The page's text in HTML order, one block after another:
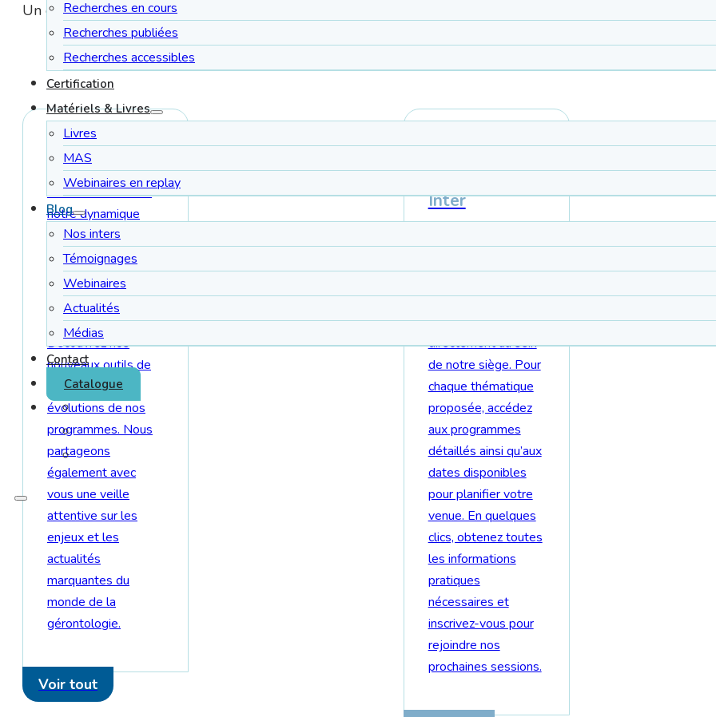
Recherches en cours
Recherches publiées
Recherches accessibles
Certification
Matériels & Livres
Livres
MAS
Webinaires en replay
Blog
Nos inters
Témoignages
Webinaires
Actualités
Médias
Contact
Catalogue
Un espace complet pour s’informer, se former et s’inspirer !
Nos actualités
Restez au cœur de
notre dynamique
avec les dernières
nouvelles de notre
entreprise et de nos
innovations
pédagogiques.
Découvrez nos
nouveaux outils de
formation et les
évolutions de nos
programmes. Nous
partageons
également avec
vous une veille
attentive sur les
enjeux et les
actualités
marquantes du
monde de la
gérontologie.
Voir tout
Inter
sessions de
formation organisées
directement au sein
de notre siège. Pour
chaque thématique
proposée, accédez
aux programmes
détaillés ainsi qu’aux
dates disponibles
pour planifier votre
venue. En quelques
clics, obtenez toutes
les informations
pratiques
nécessaires et
inscrivez-vous pour
rejoindre nos
prochaines sessions.